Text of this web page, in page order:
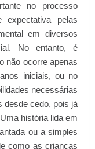
no processo
expectativa pelas
em diversos
No entanto, é
não ocorre apenas
iniciais, ou no
necessárias
desde cedo, pois já
história lida em
ou a simples
como as crianças